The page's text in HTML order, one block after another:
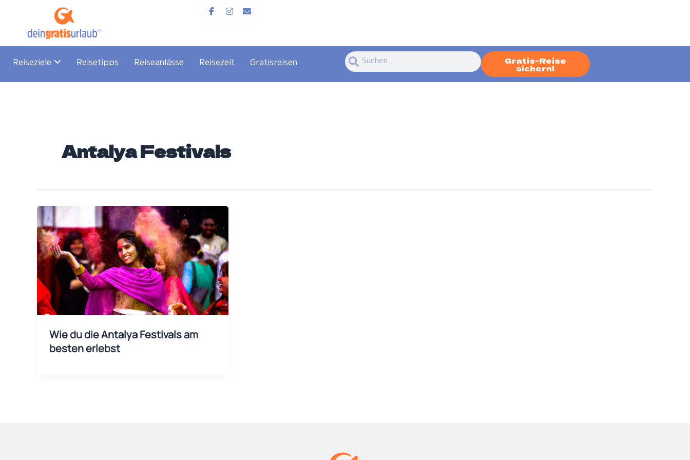
springen
Reiseziele Reisetipps Reiseanlässe Reisezeit Gratisreisen
SucheSuche Gratis-Reise
sichern!
Antalya Festivals
Wie du die Antalya Festivals am
besten erlebst